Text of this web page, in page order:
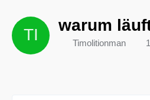
warum
Timolitionman